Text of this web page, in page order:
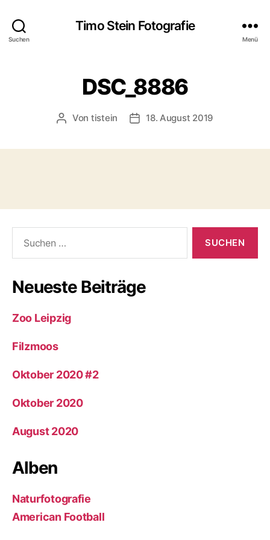
Suchen
Timo Stein Fotografie
Menü
DSC_8886
Beitragsautor
Von tistein Veröffentlichungsdatum
18. August 2019
nach:
Neueste Beiträge
Zoo Leipzig
Filzmoos
Oktober 2020 #2
Oktober 2020
August 2020
Alben
Naturfotografie
American Football